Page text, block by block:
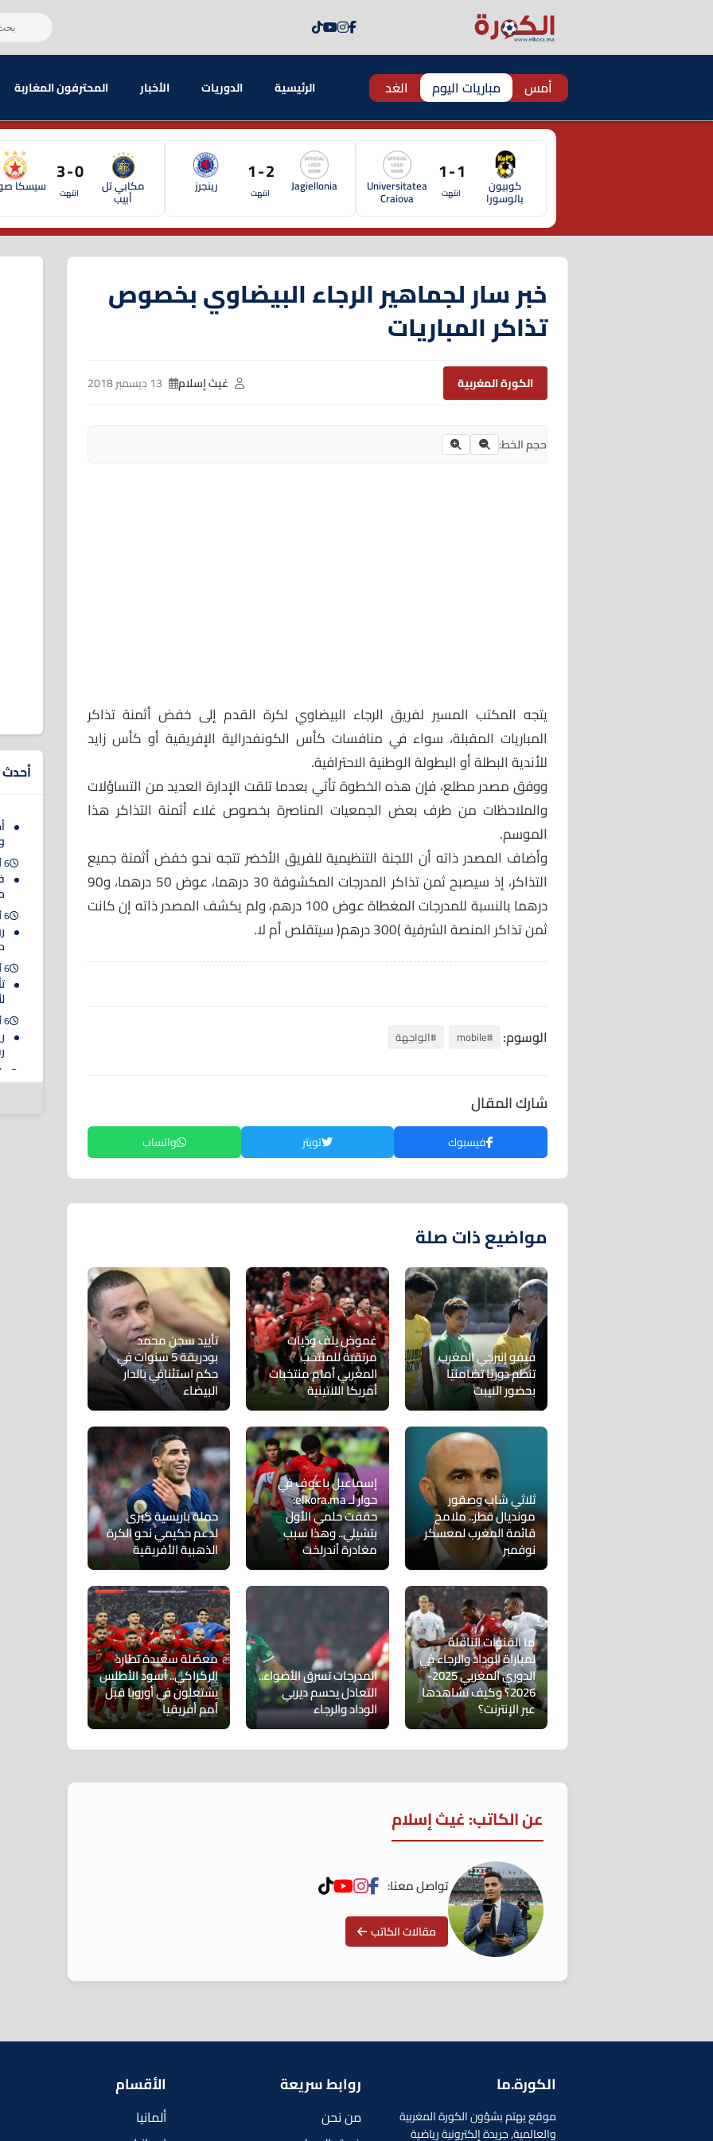
أمس مباريات اليوم الغد الرئيسية الدوريات الأخبار المحترفون المغاربة
كوبيون
بالوسورا
1 - 1
انتهت Universitatea
Craiova
Jagiellonia
2 - 1
انتهت رينجرز مكابي تل
أبيب
0 - 3
انتهت سيسكا
خبر سار لجماهير الرجاء البيضاوي بخصوص
تذاكر المباريات
الكورة المغربية غيث إسلام
حجم الخط:
يتجه المكتب المسير لفريق الرجاء البيضاوي لكرة القدم إلى خفض أثمنة تذاكر
المباريات المقبلة، سواء في منافسات كأس الكونفدرالية الإفريقية أو كأس زايد
للأندية البطلة أو البطولة الوطنية الاحترافية.
ووفق مصدر مطلع، فإن هذه الخطوة تأتي بعدما تلقت الإدارة العديد من التساؤلات
والملاحظات من طرف بعض الجمعيات المناصرة بخصوص غلاء أثمنة التذاكر هذا
الموسم.
وأضاف المصدر ذاته أن اللجنة التنظيمية للفريق الأخضر تتجه نحو خفض أثمنة جميع
التذاكر، إذ سيصبح ثمن تذاكر المدرجات المكشوفة 30 درهما، عوض 50 درهما، و90
درهما بالنسبة للمدرجات المغطاة عوض 100 درهم، ولم يكشف المصدر ذاته إن كانت
ثمن تذاكر المنصة الشرفية )300 درهم( سيتقلص أم لا.
الوسوم: #mobile #الواجهة
شارك المقال
فيسبوك تويتر واتساب
مواضيع ذات صلة
فيفو إنيرجي المغرب
تنظم دوريًا تضامنيًا
بحضور النيبت
غموض يلف ودّيات
مرتقبة للمنتخب
المغربي أمام منتخبات
أمريكا اللاتينية
تأييد سجن محمد
بودريقة 5 سنوات في
حكم استئنافي بالدار
البيضاء
ثلاثي شاب وصقور
مونديال قطر.. ملامح
قائمة المغرب لمعسكر
نوفمبر
إسماعيل باعوف في
حوار لـ elkora.ma:
حققت حلمي الأول
بتشيلي.. وهذا سبب
مغادرة أندرلخت
حملة باريسية كبرى
لدعم حكيمي نحو الكرة
الذهبية الأفريقية
ما القنوات الناقلة
لمباراة الوداد والرجاء في
الدوري المغربي 2025-
2026؟ وكيف تشاهدها
عبر الإنترنت؟
المدرجات تسرق الأضواء..
التعادل يحسم ديربي
الوداد والرجاء
معضلة سعيدة تطارد
الركراكي.. أسود الأطلس
يشتعلون في أوروبا قبل
أمم أفريقيا
عن الكاتب: غيث إسلام
تواصل معنا:
مقالات الكاتب
أحدث
6 أغسطس 2026
6 أغسطس 2026
6 أغسطس 2026
6 أغسطس 2026
الكورة.ما
موقع يهتم بشؤون الكورة المغربية
والعالمية, جريدة إلكترونية رياضية
روابط سريعة
من نحن
الأقسام
ألمانيا